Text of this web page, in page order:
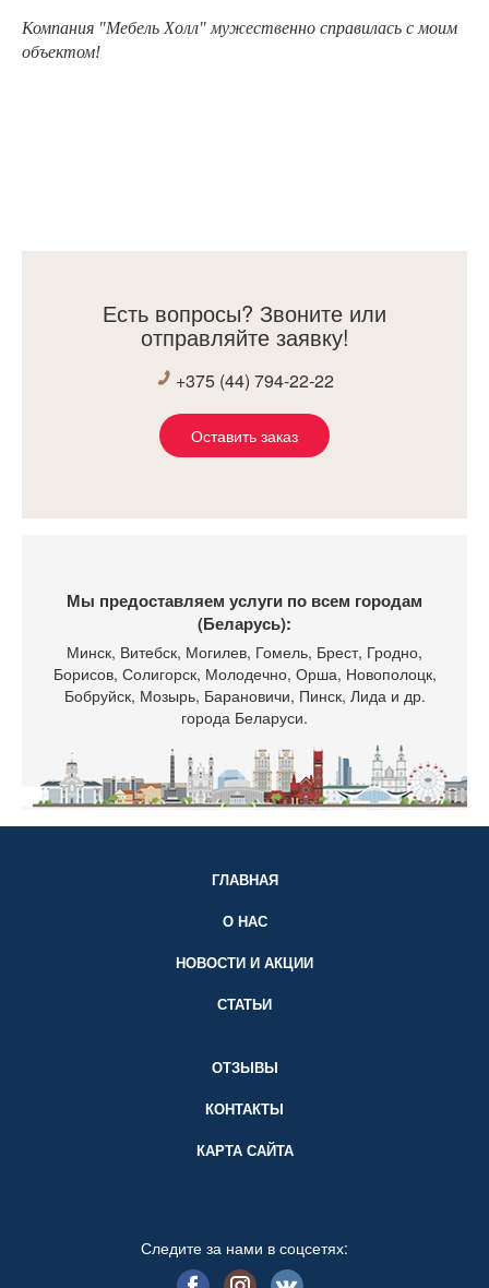
Компания "Мебель Холл" мужественно справилась с моим
объектом!
Есть вопросы? Звоните или
отправляйте заявку!
+375 (44) 794-22-22
Оставить заказ
Мы предоставляем услуги по всем городам
(Беларусь):
Минск, Витебск, Могилев, Гомель, Брест, Гродно,
Борисов, Солигорск, Молодечно, Орша, Новополоцк,
Бобруйск, Мозырь, Барановичи, Пинск, Лида и др.
города Беларуси.
ГЛАВНАЯ
О НАС
НОВОСТИ И АКЦИИ
СТАТЬИ
ОТЗЫВЫ
КОНТАКТЫ
КАРТА САЙТА
Следите за нами в соцсетях: